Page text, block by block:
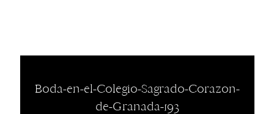
Boda-en-el-Colegio-Sagrado-Corazon-
de-Granada-193